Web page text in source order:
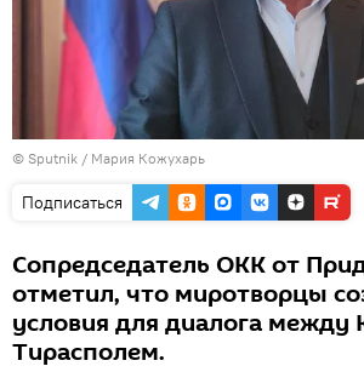
© Sputnik / Мария Кожухарь
Подписаться
Сопредседатель ОКК от
отметил, что миротворцы
условия для диалога
Тирасполем.